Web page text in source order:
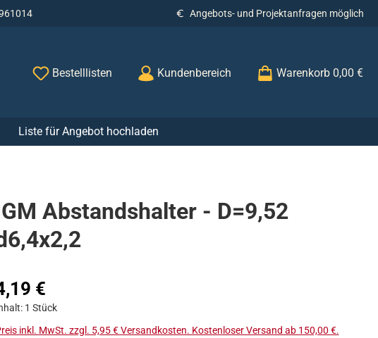
Angebots- und Projektanfragen möglich
Bestelllisten Kundenbereich Warenkorb 0,00 €
Liste für Angebot hochladen
Abstandshalter - D=9,52
Preis:
€
1 Stück
inkl. MwSt. zzgl. 5,95 € Versandkosten. Kostenloser Versand ab 150,00 €.